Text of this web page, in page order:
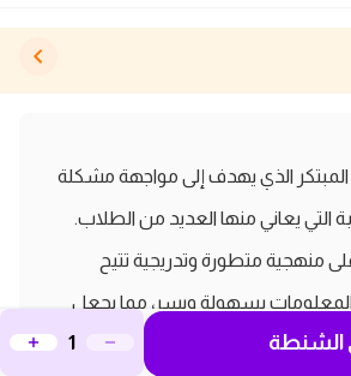
الذي يهدف إلى مواجهة مشكلة
التي يعاني منها العديد من الطلاب.
منهجية متطورة وتدريجية تتيح
بسهولة ويسر، مما يجعل
تصميم الكتاب العصري مليءالشنطة